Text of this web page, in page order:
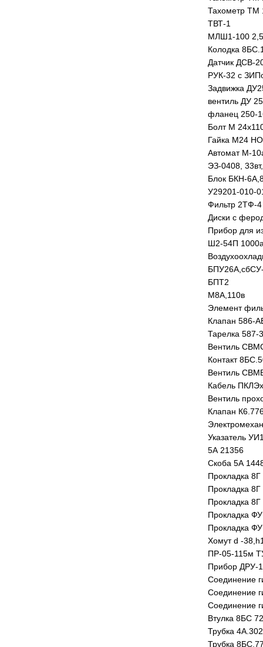
Тахометр ТМ
ТВТ-1
МЛШ1-100 2,5
Колодка
Датчик ДСВ-
РУК-32 с
Задвижка
вентиль ДУ
фланец 250-
Болт М
Гайка М24
Автомат М-
ЭЗ-0408,
Блок БКН-
У29201-010-
Фильтр 2ТФ-4
Диски с
Прибор для
Ш2-54П
БПТ2
М8А,110в
Элемент
Клапан 586-
Тарелка 587-
Вентиль
Контакт
Вентиль
Кабель
Вентиль
Клапан
Указатель
5А 21356
Скоба 5А
Прокладка
Прокладка
Прокладка
Прокладка
Прокладка
Хомут d -
ПР-05-115м
Прибор ДРУ-
Соединение
Соединение
Соединение
Втулка 8БС
Трубка
Трубка